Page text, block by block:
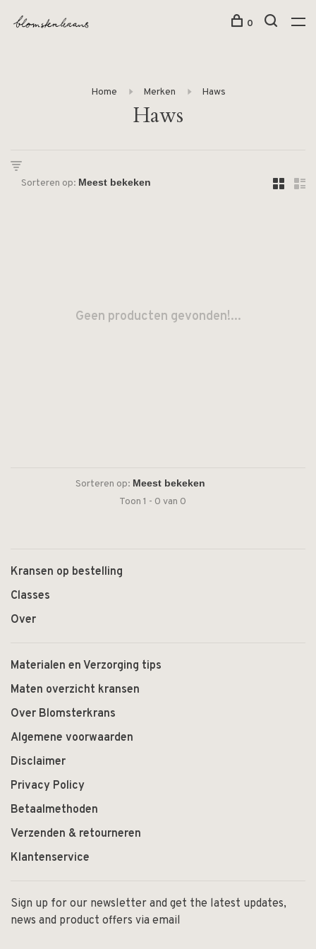
0
Home Merken Haws
Haws
Sorteren op:
Geen producten gevonden!...
Sorteren op:
Toon 1 - 0 van 0
Kransen op bestelling
Classes
Over
Materialen en Verzorging tips
Maten overzicht kransen
Over Blomsterkrans
Algemene voorwaarden
Disclaimer
Privacy Policy
Betaalmethoden
Verzenden & retourneren
Klantenservice
Sign up for our newsletter and get the latest updates,
news and product offers via email